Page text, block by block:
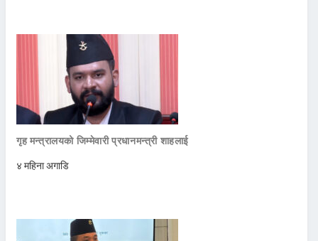
गृह मन्त्रालयको जिम्मेवारी प्रधानमन्त्री शाहलाई
४ महिना अगाडि